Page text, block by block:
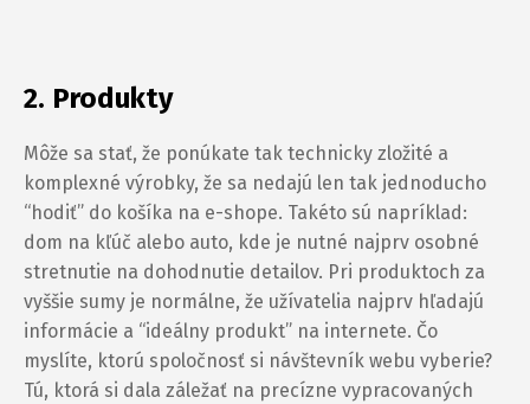
2. Produkty
Môže sa stať, že ponúkate tak technicky zložité a
komplexné výrobky, že sa nedajú len tak jednoducho
“hodiť” do košíka na e-shope. Takéto sú napríklad:
dom na kľúč alebo auto, kde je nutné najprv osobné
stretnutie na dohodnutie detailov. Pri produktoch za
vyššie sumy je normálne, že užívatelia najprv hľadajú
informácie a “ideálny produkt” na internete. Čo
myslíte, ktorú spoločnosť si návštevník webu vyberie?
Tú, ktorá si dala záležať na precízne vypracovaných